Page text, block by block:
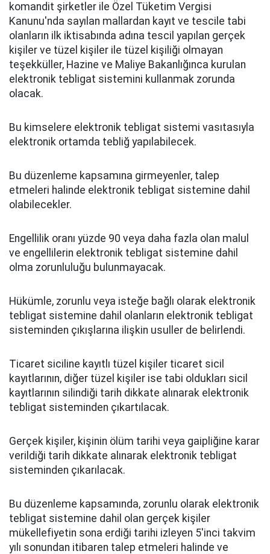
komandit şirketler ile Özel Tüketim Vergisi
Kanunu'nda sayılan mallardan kayıt ve tescile tabi
olanların ilk iktisabında adına tescil yapılan gerçek
kişiler ve tüzel kişiler ile tüzel kişiliği olmayan
teşekküller, Hazine ve Maliye Bakanlığınca kurulan
elektronik tebligat sistemini kullanmak zorunda
olacak.
Bu kimselere elektronik tebligat sistemi vasıtasıyla
elektronik ortamda tebliğ yapılabilecek.
Bu düzenleme kapsamına girmeyenler, talep
etmeleri halinde elektronik tebligat sistemine dahil
olabilecekler.
Engellilik oranı yüzde 90 veya daha fazla olan malul
ve engellilerin elektronik tebligat sistemine dahil
olma zorunluluğu bulunmayacak.
Hükümle, zorunlu veya isteğe bağlı olarak elektronik
tebligat sistemine dahil olanların elektronik tebligat
sisteminden çıkışlarına ilişkin usuller de belirlendi.
Ticaret siciline kayıtlı tüzel kişiler ticaret sicil
kayıtlarının, diğer tüzel kişiler ise tabi oldukları sicil
kayıtlarının silindiği tarih dikkate alınarak elektronik
tebligat sisteminden çıkartılacak.
Gerçek kişiler, kişinin ölüm tarihi veya gaipliğine karar
verildiği tarih dikkate alınarak elektronik tebligat
sisteminden çıkarılacak.
Bu düzenleme kapsamında, zorunlu olarak elektronik
tebligat sistemine dahil olan gerçek kişiler
mükellefiyetin sona erdiği tarihi izleyen 5'inci takvim
yılı sonundan itibaren talep etmeleri halinde ve